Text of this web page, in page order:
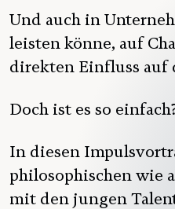
Und auch in
leisten könne, auf
direkten Einfluss auf
Doch ist es so
In diesen
philosophischen wie
mit den jungen